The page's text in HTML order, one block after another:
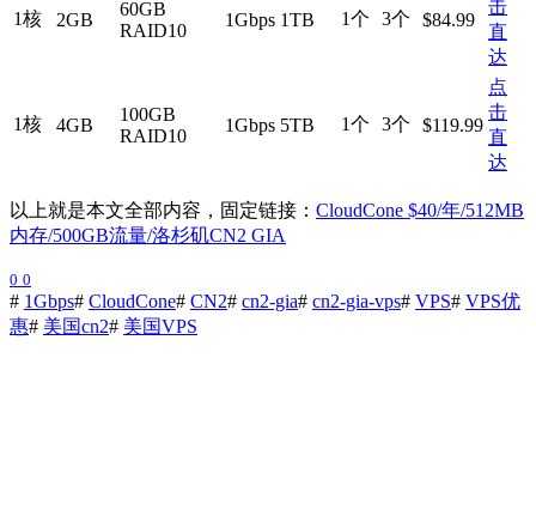
1核 2GB
60GB
RAID10
1Gbps 1TB 1个 3个 $84.99
击
直
达
1核 4GB
100GB
RAID10
1Gbps 5TB 1个 3个 $119.99
点
击
直
达
以上就是本文全部内容，固定链接： CloudCone $40/年/512MB
内存/500GB流量/洛杉矶CN2 GIA
0 0
# 1Gbps# CloudCone# CN2# cn2-gia# cn2-gia-vps# VPS# VPS优
惠# 美国cn2# 美国VPS